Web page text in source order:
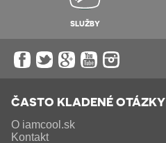
SLUŽBY
ČASTO KLADENÉ OTÁZKY
O iamcool.sk
Kontakt